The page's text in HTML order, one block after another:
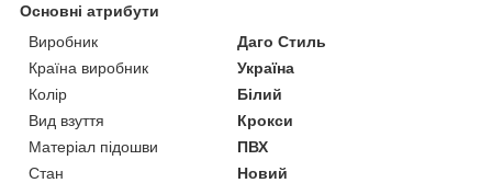
Основні атрибути
Виробник
Даго Стиль
Країна виробник
Україна
Колір
Білий
Вид взуття
Крокси
Матеріал підошви
ПВХ
Стан
Новий